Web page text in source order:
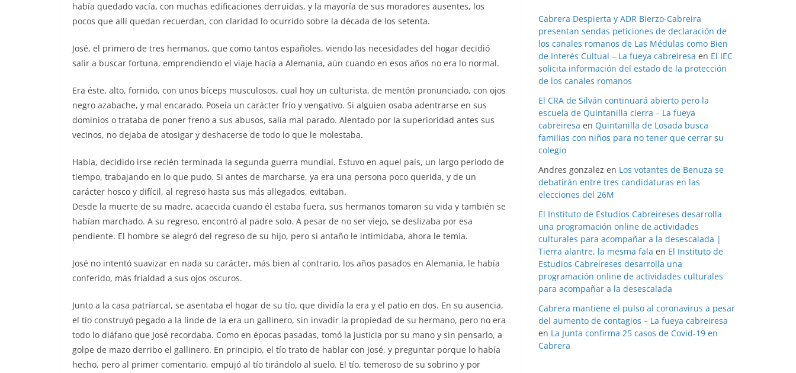
había quedado vacía, con muchas edificaciones derruidas, y la mayoría de sus moradores ausentes, los
pocos que allí quedan recuerdan, con claridad lo ocurrido sobre la década de los setenta.
José, el primero de tres hermanos, que como tantos españoles, viendo las necesidades del hogar decidió
salir a buscar fortuna, emprendiendo el viaje hacía a Alemania, aún cuando en esos años no era lo normal.
Era éste, alto, fornido, con unos bíceps musculosos, cual hoy un culturista, de mentón pronunciado, con ojos
negro azabache, y mal encarado. Poseía un carácter frío y vengativo. Si alguien osaba adentrarse en sus
dominios o trataba de poner freno a sus abusos, salía mal parado. Alentado por la superioridad antes sus
vecinos, no dejaba de atosigar y deshacerse de todo lo que le molestaba.
Había, decidido irse recién terminada la segunda guerra mundial. Estuvo en aquel país, un largo periodo de
tiempo, trabajando en lo que pudo. Si antes de marcharse, ya era una persona poco querida, y de un
carácter hosco y difícil, al regreso hasta sus más allegados, evitaban.
Desde la muerte de su madre, acaecida cuando él estaba fuera, sus hermanos tomaron su vida y también se
habían marchado. A su regreso, encontró al padre solo. A pesar de no ser viejo, se deslizaba por esa
pendiente. El hombre se alegró del regreso de su hijo, pero si antaño le intimidaba, ahora le temía.
José no intentó suavizar en nada su carácter, más bien al contrario, los años pasados en Alemania, le había
conferido, más frialdad a sus ojos oscuros.
Junto a la casa patriarcal, se asentaba el hogar de su tío, que dividía la era y el patio en dos. En su ausencia,
el tío construyó pegado a la linde de la era un gallinero, sin invadir la propiedad de su hermano, pero no era
todo lo diáfano que José recordaba. Como en épocas pasadas, tomó la justicia por su mano y sin pensarlo, a
golpe de mazo derribo el gallinero. En principio, el tío trato de hablar con José, y preguntar porque lo había
hecho, pero al primer comentario, empujó al tío tirándolo al suelo. El tío, temeroso de su sobrino y por
Cabrera Despierta y ADR Bierzo-Cabreira
presentan sendas peticiones de declaración de
los canales romanos de Las Médulas como Bien
de Interés Cultual – La fueya cabreiresa en El IEC
solicita información del estado de la protección
de los canales romanos
El CRA de Silván continuará abierto pero la
escuela de Quintanilla cierra – La fueya
cabreiresa en Quintanilla de Losada busca
familias con niños para no tener que cerrar su
colegio
Andres gonzalez en Los votantes de Benuza se
debatirán entre tres candidaturas en las
elecciones del 26M
El Instituto de Estudios Cabreireses desarrolla
una programación online de actividades
culturales para acompañar a la desescalada |
Tierra alantre, la mesma fala en El Instituto de
Estudios Cabreireses desarrolla una
programación online de actividades culturales
para acompañar a la desescalada
Cabrera mantiene el pulso al coronavirus a pesar
del aumento de contagios – La fueya cabreiresa
en La Junta confirma 25 casos de Covid-19 en
Cabrera